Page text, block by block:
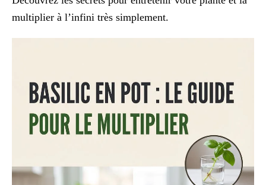
multiplier à l’infini très simplement.